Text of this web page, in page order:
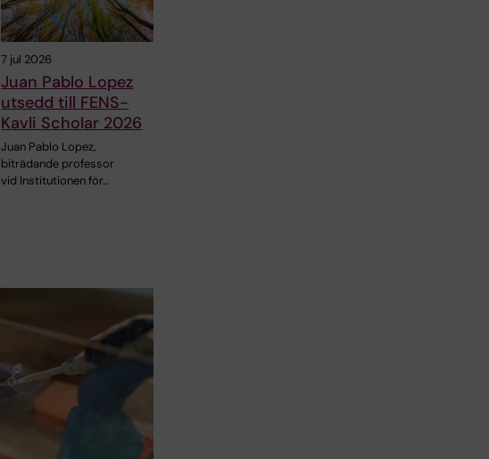
7 jul 2026
Juan Pablo Lopez
utsedd till FENS-
Kavli Scholar 2026
Juan Pablo Lopez,
biträdande professor
vid Institutionen för…